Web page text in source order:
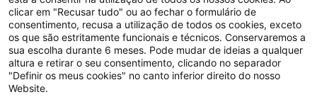
Arrendar casa
clicar em "Recusar tudo" ou ao fechar o formulário de
consentimento, recusa a utilização de todos os cookies, exceto
os que são estritamente funcionais e técnicos. Conservaremos a
sua escolha durante 6 meses. Pode mudar de ideias a qualquer
altura e retirar o seu consentimento, clicando no separador
"Definir os meus cookies" no canto inferior direito do nosso
Website.